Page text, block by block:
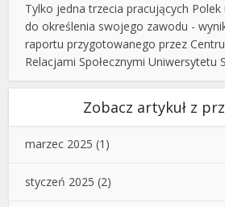
Tylko jedna trzecia pracujących
do określenia swojego zawodu -
raportu przygotowanego przez
Relacjami Społecznymi Uniwersytetu
Zobacz artykuł z
marzec 2025 (1)
styczeń 2025 (2)